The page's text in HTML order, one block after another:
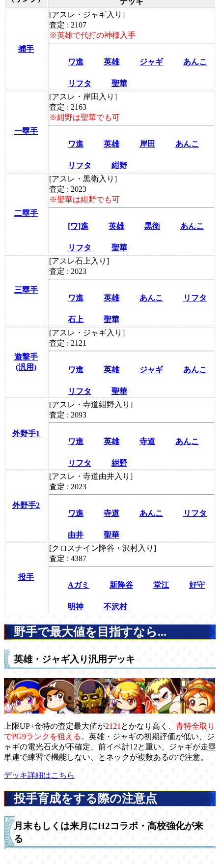
捕手
[アスレ・ジャギ入り]
査定 : 2107
※英雄で代打の神様入手
ワ進 英雄 ジャギ あんこ
リフタ 聖華
一塁手
[アスレ・岸田入り]
査定 : 2163
※紺野は聖華でも可
ワ進 英雄 岸田 あんこ
リフタ 紺野
二塁手
[アスレ・黒衛入り]
査定 : 2023
※聖華は紺野でも可
[ワ]進 英雄 黒衛 あんこ
リフタ 聖華
三塁手
[アスレ石上入り]
査定 : 2023
ワ進 英雄 あんこ リフタ
石上 聖華
遊撃手
(汎用)
[アスレ・ジャギ入り]
査定 : 2121
ワ進 英雄 ジャギ あんこ
リフタ 聖華
外野手1
[アスレ・寺道紺野入り]
査定 : 2093
ワ進 英雄 寺道 あんこ
リフタ 紺野
外野手2
[アスレ・寺道由井入り]
査定 : 2023
ワ進 寺道 あんこ リフタ
由井 聖華
投手
[クロスナイン降谷・沢村入り]
査定 : 4387
Aガミ 新降谷 堂江 好守
明神 不沢村
野手で最大値を目指すなら...
英雄・ジャギ入り汎用デッキ
上限UP+金特の査定最大値が2121 とかなり高く、 青特全取り
でPG9ランクを狙える。 英雄・ジャギの初期評価が低い、ジ
ャギの電光石火が不確定、前イベ計12と重い、ジャギが走塁
単連で練習で機能しない、とネックが複数あるので注意。
デッキ詳細はこちら
投手育成をする際の注意点
月末もしくは来月にH2コラボ・高校強化が来
る